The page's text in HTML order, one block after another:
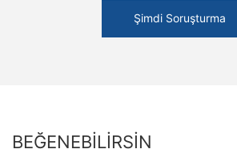
Şimdi Soruşturma
BEĞENEBILIRSIN